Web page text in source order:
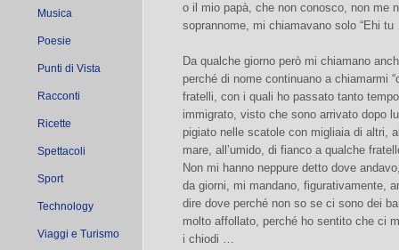
Musica
Poesie
Punti di Vista
Racconti
Ricette
Spettacoli
Sport
Technology
Viaggi e Turismo
o il mio papà, che non conosco, non me
soprannome, mi chiamavano solo “Ehi
Da qualche giorno però mi chiamano
perché di nome continuano a chiamarmi
fratelli, con i quali ho passato tanto
immigrato, visto che sono arrivato dopo
pigiato nelle scatole con migliaia di altri,
mare, all’umido, di fianco a qualche
Non mi hanno neppure detto dove
da giorni, mi mandano, figurativamente,
dire dove perché non so se ci sono dei
molto affollato, perché ho sentito che ci
i chiodi …